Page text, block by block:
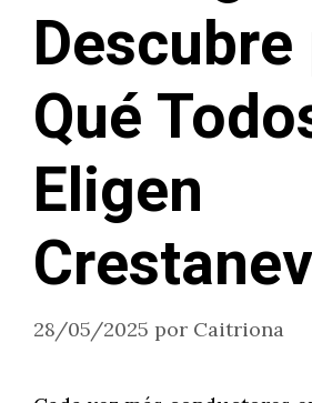
Qué
Eligen
28/05/2025 por Caitriona